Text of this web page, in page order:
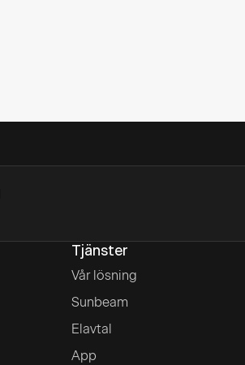
Tjänster
Vår lösning
Sunbeam
Elavtal
App